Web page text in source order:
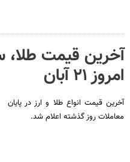
آخرین قیمت طلا،
امروز ۲۱ آبان
آخرین قیمت انواع طلا و ارز در پایان
معاملات روز گذشته اعلام شد.